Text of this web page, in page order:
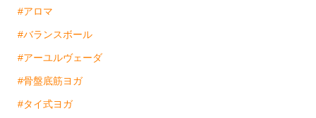
#アロマ
#バランスボール
#アーユルヴェーダ
#骨盤底筋ヨガ
#タイ式ヨガ